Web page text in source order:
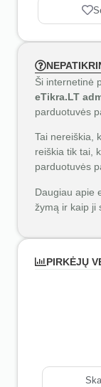
Ši internetinė
eTikra.LT
parduotuvės
Tai nereiškia,
reiškia tik tai,
parduotuvės
Daugiau apie
žymą ir kaip ji
PIRKĖJŲ